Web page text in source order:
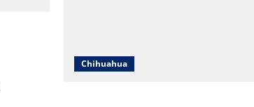
Chihuahua